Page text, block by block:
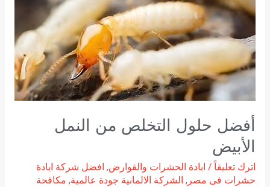
أفضل حلول التخلص من النمل
الأبيض
اترك تعليقاً / ابادة الحشرات والقوارض, افضل شركة ابادة
حشرات فى مصر , الشركة الالمانية جودة عالمية, مكافحة
من
النمل
الأبيض